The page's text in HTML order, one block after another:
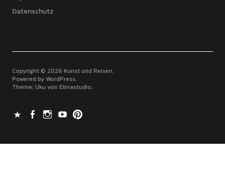
Datenschutz
Copyright © 2026 Kunst und Reisen
Powered by WordPress
Theme: Uku von Elmastudio